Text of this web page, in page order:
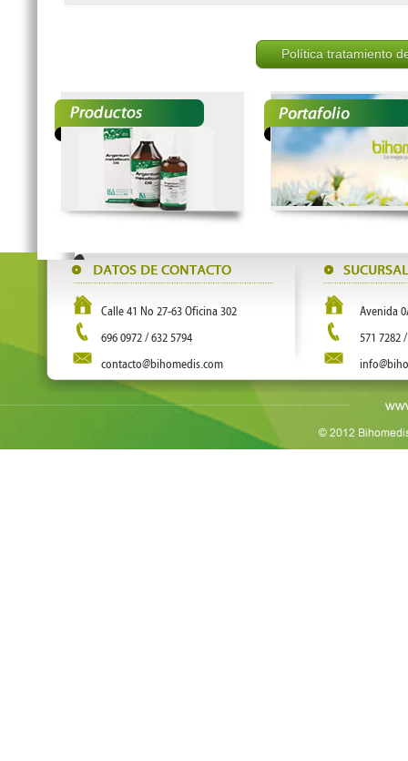
Política tratamiento
Calle 41 No 27-63 Oficina 302
Avenida
696 0972 / 632 5794
571 7282
contacto@bihomedis.com